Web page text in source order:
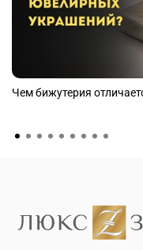
Чем бижутерия